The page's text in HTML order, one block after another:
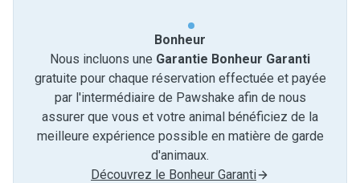
Bonheur
Nous incluons une Garantie Bonheur Garanti
gratuite pour chaque réservation effectuée et payée
par l'intermédiaire de Pawshake afin de nous
assurer que vous et votre animal bénéficiez de la
meilleure expérience possible en matière de garde
d'animaux.
Découvrez le Bonheur Garanti